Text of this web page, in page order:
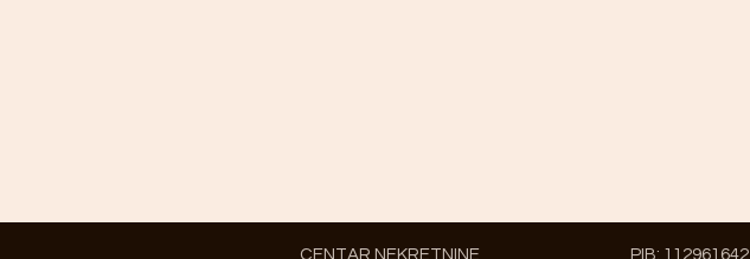
CENTAR NEKRETNINE PIB: 112961642